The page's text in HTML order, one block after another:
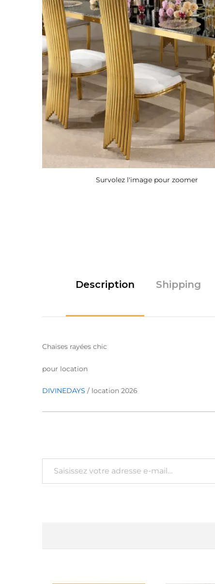
Survolez l'image pour zoomer
Description Shipping
Chaises rayées chic
pour location
DIVINEDAYS / location 2026
Saisissez votre adresse e-mail…